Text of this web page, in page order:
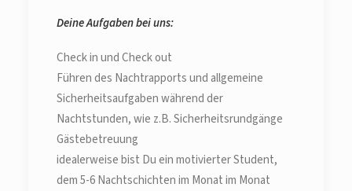
Deine Aufgaben bei uns:
Check in und Check out
Führen des Nachtrapports und allgemeine
Sicherheitsaufgaben während der
Nachtstunden, wie z.B. Sicherheitsrundgänge
Gästebetreuung
idealerweise bist Du ein motivierter Student,
dem 5-6 Nachtschichten im Monat im Monat